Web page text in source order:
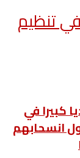
تنظيم
كبيرا في
انسحابهم